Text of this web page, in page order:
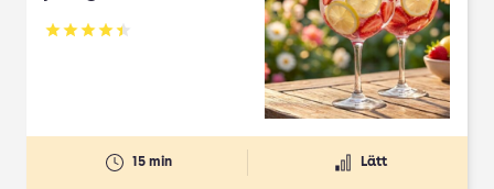
Betyg: 4.45 av 5
15 min Lätt